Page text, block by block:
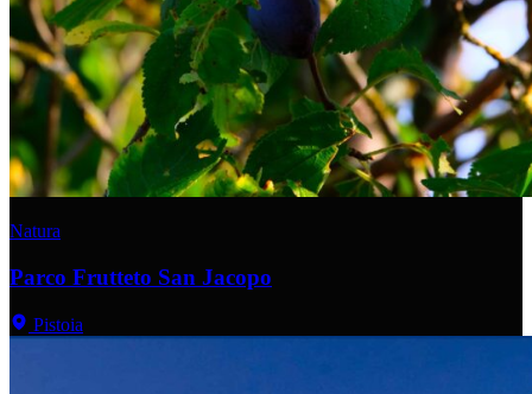
Natura
Parco Frutteto San Jacopo
Pistoia